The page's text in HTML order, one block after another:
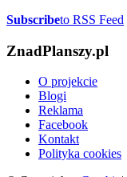
Subscribeto RSS Feed
ZnadPlanszy.pl
O projekcie
Blogi
Reklama
Facebook
Kontakt
Polityka cookies